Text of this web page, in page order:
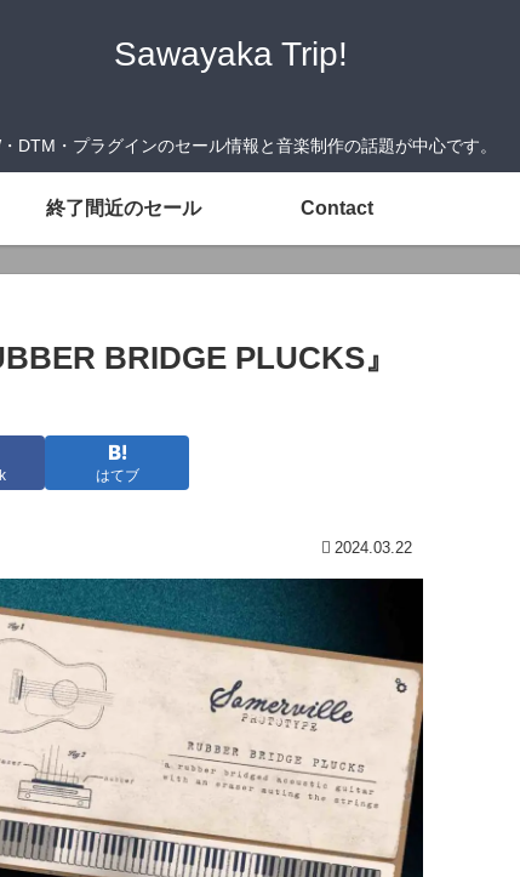
Sawayaka Trip!
DTM・プラグインのセール情報と音楽制作の話題が中心です。
終了間近のセール Contact
BRIDGE PLUCKS』
はてブ
2024.03.22